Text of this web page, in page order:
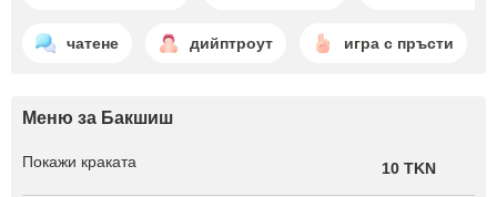
чатене дийптроут игра с пръсти
Меню за Бакшиш
Покажи краката 10 TKN